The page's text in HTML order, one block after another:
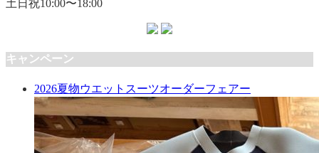
土日祝10:00〜18:00
キャンペーン
2026夏物ウエットスーツオーダーフェアー